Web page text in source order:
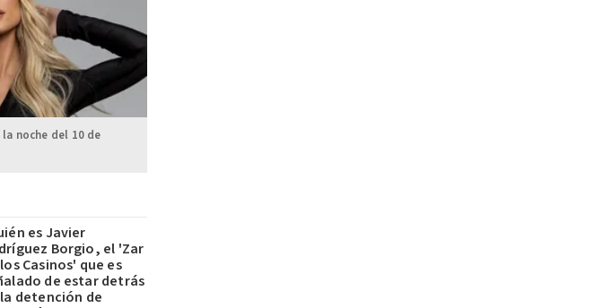
noche del 10 de
es Javier
Borgio, el 'Zar
Casinos' que es
de estar detrás
detención de